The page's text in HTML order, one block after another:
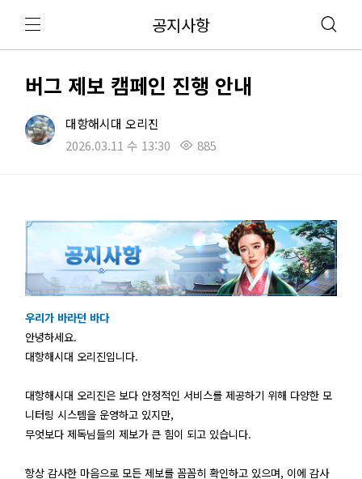
공지사항
버그 제보 캠페인 진행 안내
대항해시대 오리진
2026.03.11 수 13:30
885
우리가 바라던 바다
안녕하세요.
대항해시대 오리진입니다.
대항해시대 오리진은 보다 안정적인 서비스를 제공하기 위해 다양한 모
니터링 시스템을 운영하고 있지만,
무엇보다 제독님들의 제보가 큰 힘이 되고 있습니다.
항상 감사한 마음으로 모든 제보를 꼼꼼히 확인하고 있으며, 이에 감사